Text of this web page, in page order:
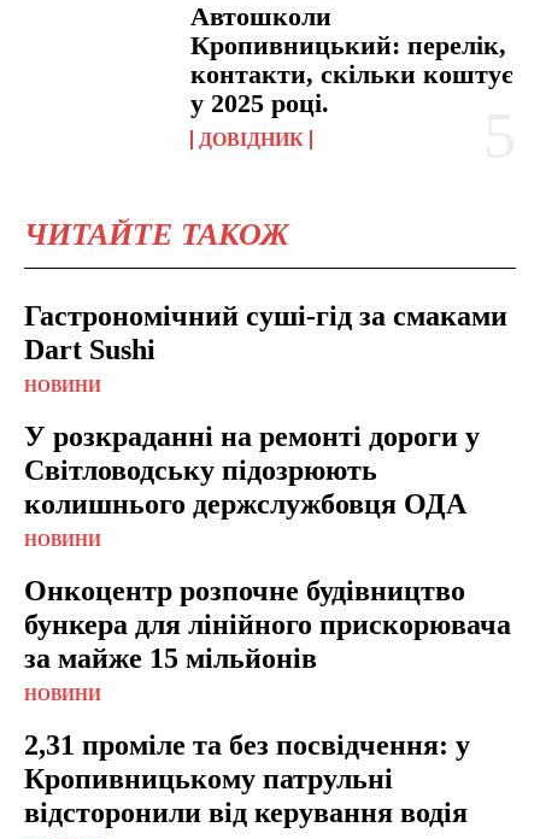
Автошколи
Кропивницький: перелік,
контакти, скільки коштує
у 2025 році.
ДОВІДНИК
ЧИТАЙТЕ ТАКОЖ
Гастрономічний суші-гід за смаками
Dart Sushi
НОВИНИ
У розкраданні на ремонті дороги у
Світловодську підозрюють
колишнього держслужбовця ОДА
НОВИНИ
Онкоцентр розпочне будівництво
бункера для лінійного прискорювача
за майже 15 мільйонів
НОВИНИ
2,31 проміле та без посвідчення: у
Кропивницькому патрульні
відсторонили від керування водія